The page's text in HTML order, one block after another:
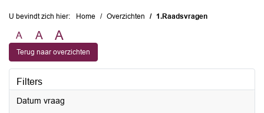
U bevindt zich hier: Home Overzichten 1.Raadsvragen
A A A
Terug naar overzichten
Filters
Datum vraag